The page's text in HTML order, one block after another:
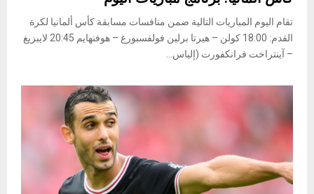
تقام اليوم المباريات التالية ضمن منافسات مسابقة كأس ألمانيا لكرة
القدم: 18:00 كولن – هيرتا برلين فولفسبورغ – هوفنهايم 20:45 لايبزيغ
– آينتراخت فرانكفورت (إلياس...